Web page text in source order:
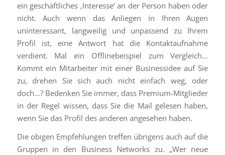
ein geschäftliches ‚Interesse‘ an der Person haben oder
nicht. Auch wenn das Anliegen in Ihren Augen
uninteressant, langweilig und unpassend zu Ihrem
Profil ist, eine Antwort hat die Kontaktaufnahme
verdient. Mal ein Offlinebeispiel zum Vergleich…
Kommt ein Mitarbeiter mit einer Businessidee auf Sie
zu, drehen Sie sich auch nicht einfach weg, oder
doch…? Bedenken Sie immer, dass Premium-Mitglieder
in der Regel wissen, dass Sie die Mail gelesen haben,
wenn Sie das Profil des anderen angesehen haben.
Die obigen Empfehlungen treffen übrigens auch auf die
Gruppen in den Business Networks zu. „Wer neue